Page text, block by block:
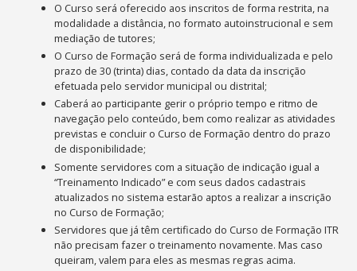
O Curso será oferecido aos inscritos de forma restrita, na
modalidade a distância, no formato autoinstrucional e sem
mediação de tutores;
O Curso de Formação será de forma individualizada e pelo
prazo de 30 (trinta) dias, contado da data da inscrição
efetuada pelo servidor municipal ou distrital;
Caberá ao participante gerir o próprio tempo e ritmo de
navegação pelo conteúdo, bem como realizar as atividades
previstas e concluir o Curso de Formação dentro do prazo
de disponibilidade;
Somente servidores com a situação de indicação igual a
“Treinamento Indicado” e com seus dados cadastrais
atualizados no sistema estarão aptos a realizar a inscrição
no Curso de Formação;
Servidores que já têm certificado do Curso de Formação ITR
não precisam fazer o treinamento novamente. Mas caso
queiram, valem para eles as mesmas regras acima.